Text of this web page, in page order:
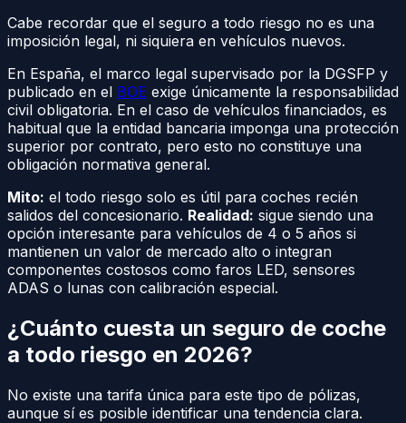
Cabe recordar que el seguro a todo riesgo no es una
imposición legal, ni siquiera en vehículos nuevos.
En España, el marco legal supervisado por la DGSFP y
publicado en el BOE exige únicamente la responsabilidad
civil obligatoria. En el caso de vehículos financiados, es
habitual que la entidad bancaria imponga una protección
superior por contrato, pero esto no constituye una
obligación normativa general.
Mito: el todo riesgo solo es útil para coches recién
salidos del concesionario. Realidad: sigue siendo una
opción interesante para vehículos de 4 o 5 años si
mantienen un valor de mercado alto o integran
componentes costosos como faros LED, sensores
ADAS o lunas con calibración especial.
¿Cuánto cuesta un seguro de coche
a todo riesgo en 2026?
No existe una tarifa única para este tipo de pólizas,
aunque sí es posible identificar una tendencia clara.